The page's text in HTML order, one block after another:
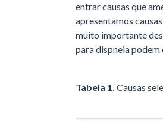
entrar causas que
apresentamos
muito importante
para dispneia podem
Tabela 1. Causas